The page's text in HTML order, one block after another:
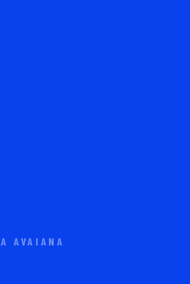
AVAIANA